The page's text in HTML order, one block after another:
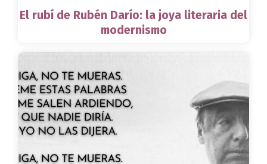
El rubí de Rubén Darío: la joya literaria del
modernismo